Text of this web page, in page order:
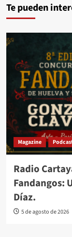
Te pueden
Magazine
Radio
Fandangos:
Díaz.
5 de agosto de 2026